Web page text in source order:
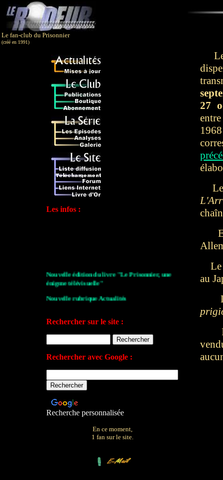
Le fan-club du Prisonnier
(créé en 1991)
Les infos :
Nouvelle édition du livre "Le Prisonnier, une
énigme télévisuelle"
Nouvelle rubrique Actualités
Le plan du site
Votre avis sur le site
Rechercher sur le site :
Rechercher avec Google :
Recherche personnalisée
En ce moment,
1 fan sur le site.
27
au
Il